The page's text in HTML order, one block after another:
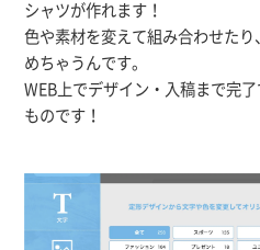
シャツが作れます！
色や素材を変えて組み合わせた
めちゃうんです。
WEB上でデザイン・入稿まで完
ものです！